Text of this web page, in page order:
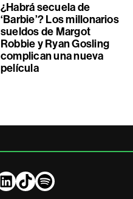
¿Habrá secuela de
‘Barbie’? Los millonarios
sueldos de Margot
Robbie y Ryan Gosling
complican una nueva
película